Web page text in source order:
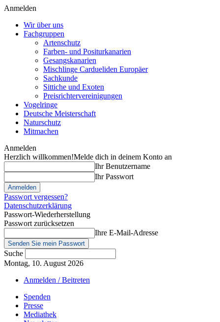
Anmelden
Wir über uns
Fachgruppen
Artenschutz
Farben- und Positurkanarien
Gesangskanarien
Mischlinge Cardueliden Europäer
Sachkunde
Sittiche und Exoten
Preisrichtervereinigungen
Vogelringe
Deutsche Meisterschaft
Naturschutz
Mitmachen
Anmelden
Herzlich willkommen!Melde dich in deinem Konto an
Ihr Benutzername
Ihr Passwort
Passwort vergessen?
Datenschutzerklärung
Passwort-Wiederherstellung
Passwort zurücksetzen
Ihre E-Mail-Adresse
Suche
Montag, 10. August 2026
Anmelden / Beitreten
Spenden
Presse
Mediathek